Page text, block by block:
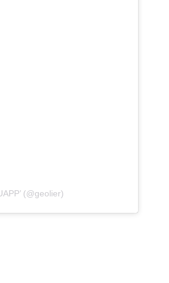
(@geolier)